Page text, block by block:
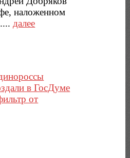
наложенном
далее
в ГосДуме
от